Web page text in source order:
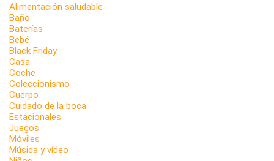
Alimentación saludable
Baño
Baterías
Bebé
Black Friday
Casa
Coche
Coleccionismo
Cuerpo
Cuidado de la boca
Estacionales
Juegos
Móviles
Música y vídeo